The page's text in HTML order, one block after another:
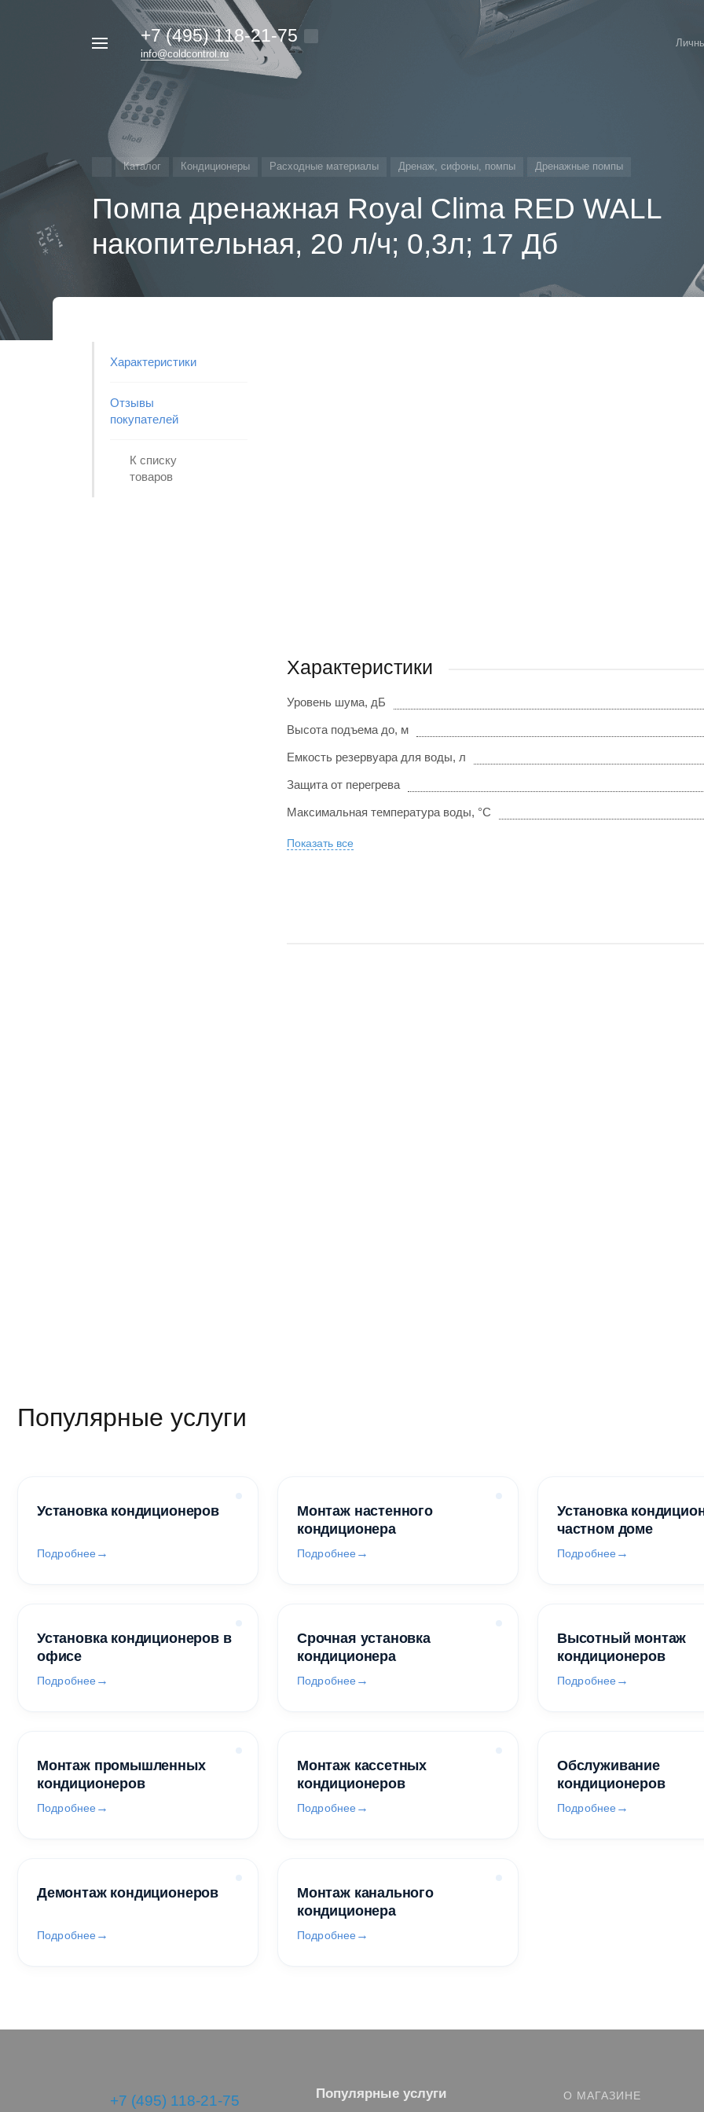
+7 (495) 118-21-75
info@coldcontrol.ru
Каталог Кондиционеры Расходные материалы Дренаж, сифоны, помпы Дренажные помпы
Помпа дренажная Royal Clima RED WALL
накопительная, 20 л/ч; 0,3л; 17 Дб
Характеристики
Отзывы
покупателей
К списку
товаров
Характеристики
Уровень шума, дБ
Высота подъема до, м
Емкость резервуара для воды, л
Защита от перегрева
Максимальная температура воды, °С
Показать все
Популярные услуги
Установка кондиционеров
Подробнее
Монтаж настенного
кондиционера
Подробнее
Установка
частном доме
Подробнее
Установка кондиционеров в
офисе
Подробнее
Срочная установка
кондиционера
Подробнее
Высотный монтаж
кондиционеров
Подробнее
Монтаж промышленных
кондиционеров
Подробнее
Монтаж кассетных
кондиционеров
Подробнее
Обслуживание
кондиционеров
Подробнее
Демонтаж кондиционеров
Подробнее
Монтаж канального
кондиционера
Подробнее
+7 (495) 118-21-75 Популярные услуги О МАГАЗИНЕ